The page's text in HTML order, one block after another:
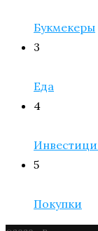
Букмекеры
3
Еда
4
5
Покупки